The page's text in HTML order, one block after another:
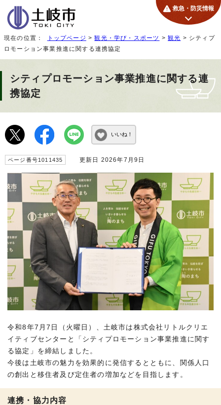
救急・防災情報
現在の位置： トップページ >観光・学び・スポーツ >観光 > シティプ
ロモーション事業推進に関する連携協定
シティプロモーション事業推進に関する連
携協定
いいね！
ページ番号1011435 更新日 2026年7月9日
令和8年7月7日（火曜日）、土岐市は株式会社リトルクリエ
イティブセンターと「シティプロモーション事業推進に関す
る協定」を締結しました。
今後は土岐市の魅力を効果的に発信するとともに、関係人口
の創出と移住者及び定住者の増加などを目指します。
連携・協力内容